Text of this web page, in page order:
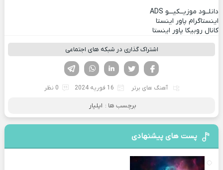
دانلــود موزیــکیـــو ADS
اینستاگرام پاور اینستا
کانال روبیکا پاور اینستا
اشتراک گذاری در شبکه های اجتماعی
لینکدین تویتر
فیسوک
آهنگ های برتر 16 فوریه 2024 0 نظر
برچسب ها : ایلیار
پست های پیشنهادی